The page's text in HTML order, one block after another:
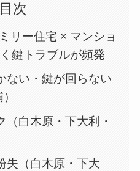
目次
リー住宅 × マンショ
鍵トラブルが頻発
い・鍵が回らない
白木原・下大利・
（白木原・下大